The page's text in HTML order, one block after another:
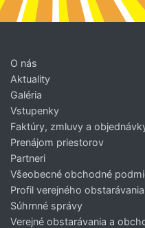
O nás
Aktuality
Galéria
Vstupenky
Faktúry, zmluvy a
Prenájom priestorov
Partneri
Všeobecné obchodné
Profil verejného obstarávania
Súhrnné správy
Verejné obstarávania a